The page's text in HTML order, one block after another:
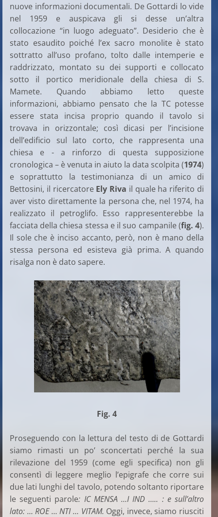
nuove informazioni documentali. De Gottardi lo vide
nel 1959 e auspicava gli si desse un’altra
collocazione “in luogo adeguato”. Desiderio che è
stato esaudito poiché l’ex sacro monolite è stato
sottratto all’uso profano, tolto dalle intemperie e
raddrizzato, montato su dei supporti e collocato
sotto il portico meridionale della chiesa di S.
Mamete. Quando abbiamo letto queste
informazioni, abbiamo pensato che la TC potesse
essere stata incisa proprio quando il tavolo si
trovava in orizzontale; così dicasi per l’incisione
dell’edificio sul lato corto, che rappresenta una
chiesa e - a rinforzo di questa supposizione
cronologica – è venuta in aiuto la data scolpita (1974)
e soprattutto la testimonianza di un amico di
Bettosini, il ricercatore Ely Riva il quale ha riferito di
aver visto direttamente la persona che, nel 1974, ha
realizzato il petroglifo. Esso rappresenterebbe la
facciata della chiesa stessa e il suo campanile (fig. 4).
Il sole che è inciso accanto, però, non è mano della
stessa persona ed esisteva già prima. A quando
risalga non è dato sapere.
Fig. 4
Proseguendo con la lettura del testo di de Gottardi
siamo rimasti un po’ sconcertati perché la sua
rilevazione del 1959 (come egli specifica) non gli
consentì di leggere meglio l’epigrafe che corre sui
due lati lunghi del tavolo, potendo soltanto riportare
le seguenti parole: IC MENSA …I IND ….. : e sull’altro
lato: … ROE … NTI … VITAM. Oggi, invece, siamo riusciti